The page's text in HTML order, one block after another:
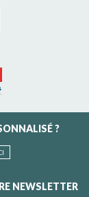
?
NEWSLETTER